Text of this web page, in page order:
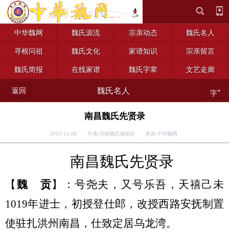
中华魏网 魏氏源流 宗亲动态 魏氏名人
寻根问祖 魏氏文化 家谱知识 宗亲留言
魏氏简报 在线家谱 魏氏字辈 文艺走廊
返回 魏氏名人 字+
南昌魏氏先贤录
2023-11-06 作者:河南魏氏编辑部 来源:中华魏网
南昌魏氏先贤录
【 魏 贡】：号尧夫，又号乐吾，天禧己未
1019年进士，初授登仕郎，改授西路安抚制置
使驻扎洪州南昌，仕致定居乌龙湾。